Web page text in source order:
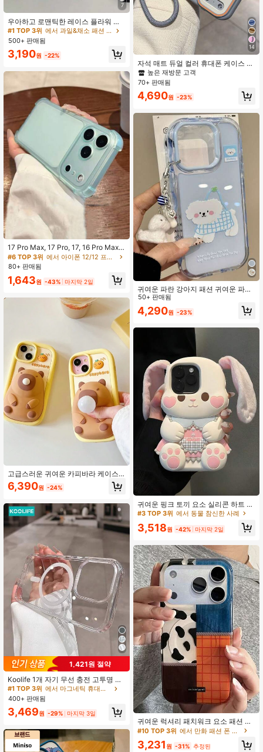
7
우아하고 로맨틱한 레이스 플라워 소
프트 투명 휴대폰 케이스 17 Pro Max
17 Pro 17 16 Pro Max 16 Pro 16 15 1
4 13 12 ProMax 11 호환 패션 투명 충
격 방지 커버
#1 TOP 3위
에서 과일&채소 패션 폰 케이스
500+ 판매됨
3,190원 -22%
17 Pro Max, 17 Pro, 17, 16 Pro Max,
15, 14, 13, 12 Pro Max, 11에 적합한
고급 무광 투명 충격 방지 보호 케이
스, 낙하 방지 후면 커버
#6 TOP 3위
에서 아이폰 12/12 프로 기본 휴대폰 케이스
80+ 판매됨
1,643원 -43% 마지막 2일
고급스러운 귀여운 카피바라 케이스
실리콘 충격 방지 귀여운 카피바라 실
리콘 폰 프리미엄 케이스 버블 토이 스
3 14 15 프로 맥스 17/17프로/17프로
맥스 방수 충격 방지 낙하 방지 스크래
치 방지 봄 생일 선물 파티 엄마 선물
6,390원 -24%
1,421원 절약
Koolife 1개 자기 무선 충전 고투명 낙
하 방지 휴대폰 보호 케이스 PC 백 패
널 + TPU 네 모서리 낙하 방지 투명
소재 iPhone18pro/18pro Max/17Pro
Max/Apple 17/Apple 17Pro/Apple 17
promax/14/14plus/14pro/14promax/
15/15pro/15plus/15promax/16/16pr
o/16plus/16promax용
#1 TOP 3위
에서 마그네틱 휴대폰 케이스
높은 재방문 고객
#1 TOP 3위
에서 마그네틱 휴대폰 케이스
높은 재방문 고객
#1 TOP 3위
에서 마그네틱 휴대폰 케이스
높은 재방문 고객
#1 TOP 3위
높은 재방문 고객
400+ 판매됨
3,469원 -29% 마지막 3일
14
자석 매트 듀얼 컬러 휴대폰 케이스 랜
야드 포함 17 Pro Max, 17 Pro, 16 Pro
Max, 16 Pro, 15 Pro Max, 15 Pro, 14
Pro Max, 14 Pro, 13 Pro Max, 13 Pro
호환, 커플 선물, 무선 충전, 낙하 방지
하드 쉘, 충격 방지
높은 재방문 고객
70+ 판매됨
4,690원 -23%
귀여운 파란 강아지 패션 귀여운 파란
강아지 패턴 패션 폰 케이스 귀여운 카
툰 체크무늬 강아지 펜던트 물결 모양
젤리 폰 케이스, 아이폰 17 Pro Max, 1
s, 14 Pro, 13, 12, 11과 호환, 사랑스러
운 뒷면 커버 봄 선물 생일 파티
50+ 판매됨
4,290원 -23%
귀여운 핑크 토끼 요소 실리콘 하트 블
러셔 3D 토끼 실리콘 동물 귀 스타일
포함 아이폰 17/17pro/7air/17PROMA
5/15PRO/15PLUS/15PROMAX/14P
ROMAX/14/14PRO/14PLUS/13/13P
RO/13PROMAX/12/12PRO/12PROM
AX/11/11PRO/11PROMAX/XS/XR/X
SMAX/7PLUS/8PLUS/7G/8G/6G/6P
LUS/아이폰12 미니 호환/아이폰13 미
니 호환- 귀여운 카툰 커버 생일 파티
선물 엄마 선물
에서 동물 참신한 사례
높은 재방문 고객
#3 TOP 3위 에서 동물 참신한 사례
높은 재방문 고객
#3 TOP 3위 에서 동물 참신한 사례
높은 재방문 고객
#3 TOP 3위
높은 재방문 고객
3,518원 -42% 마지막 2일
귀여운 럭셔리 패치워크 요소 패션 폰
케이스 럭셔리 귀여운 소 프린트 요소
데님 질감 마그네틱 패치워크 패션 폰
충격 방지 케이스 럭셔리 귀여운 소 프
#10 TOP 3위 에서 만화 패션 폰 케이스
3,231 원 -31% 추정된